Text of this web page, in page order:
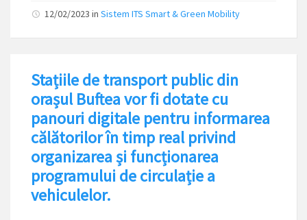
12/02/2023 in Sistem ITS Smart & Green Mobility
Stațiile de transport public din
orașul Buftea vor fi dotate cu
panouri digitale pentru informarea
călătorilor în timp real privind
organizarea și funcționarea
programului de circulație a
vehiculelor.